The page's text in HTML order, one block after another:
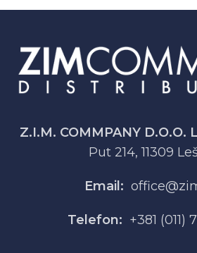
Z.I.M. COMMPANY D.O.O.
Put 214, 11309
Email:
Telefon: +381 (011)